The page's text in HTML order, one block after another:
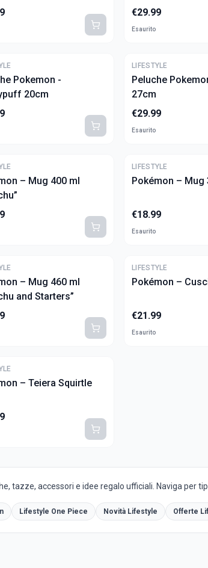
€29.99
Esaurito
Pokemon -
Jigglypuff 20cm
LIFESTYLE
Peluche
27cm
€29.99
Esaurito
– Mug 400 ml
LIFESTYLE
Pokémon – Mug
€18.99
Esaurito
– Mug 460 ml
and Starters”
LIFESTYLE
Pokémon –
€21.99
Esaurito
– Teiera Squirtle
tazze, accessori e idee regalo ufficiali. Naviga per
Lifestyle One Piece Novità Lifestyle Offerte